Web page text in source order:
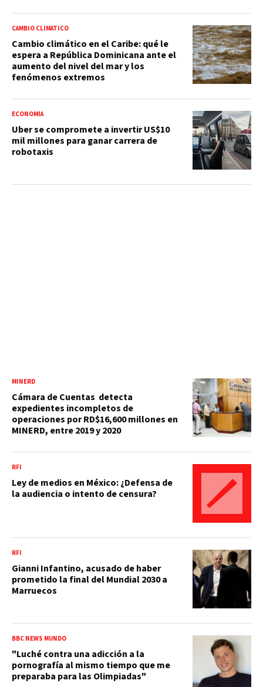
CAMBIO CLIMÁTICO
Cambio climático en el Caribe: qué le
espera a República Dominicana ante el
aumento del nivel del mar y los
fenómenos extremos
ECONOMÍA
Uber se compromete a invertir US$10
mil millones para ganar carrera de
robotaxis
MINERD
Cámara de Cuentas detecta
expedientes incompletos de
operaciones por RD$16,600 millones en
MINERD, entre 2019 y 2020
RFI
Ley de medios en México: ¿Defensa de
la audiencia o intento de censura?
RFI
Gianni Infantino, acusado de haber
prometido la final del Mundial 2030 a
Marruecos
BBC NEWS MUNDO
"Luché contra una adicción a la
pornografía al mismo tiempo que me
preparaba para las Olimpiadas"